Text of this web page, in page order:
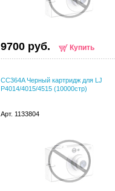
9700 руб. Купить
CC364A Черный картридж для LJ
P4014/4015/4515 (10000cтр)
Арт. 1133804